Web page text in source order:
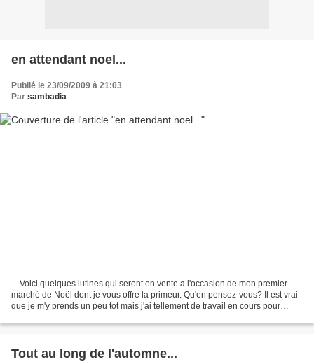
en attendant noel...
Publié le 23/09/2009 à 21:03
Par sambadia
... Voici quelques lutines qui seront en vente a l'occasion de mon premier
marché de Noël dont je vous offre la primeur. Qu'en pensez-vous? Il est vrai
que je m'y prends un peu tot mais j'ai tellement de travail en cours pour
Tout au long de l'automne...